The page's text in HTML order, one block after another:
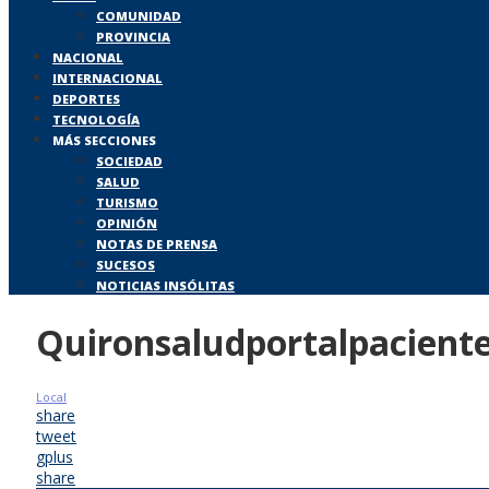
COMUNIDAD
PROVINCIA
NACIONAL
INTERNACIONAL
DEPORTES
TECNOLOGÍA
MÁS SECCIONES
SOCIEDAD
SALUD
TURISMO
OPINIÓN
NOTAS DE PRENSA
SUCESOS
NOTICIAS INSÓLITAS
Local
share
tweet
gplus
share